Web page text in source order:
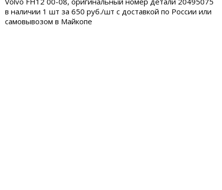
в наличии 1 шт за 650 руб./шт с доставкой по России или
самовывозом в Майкопе